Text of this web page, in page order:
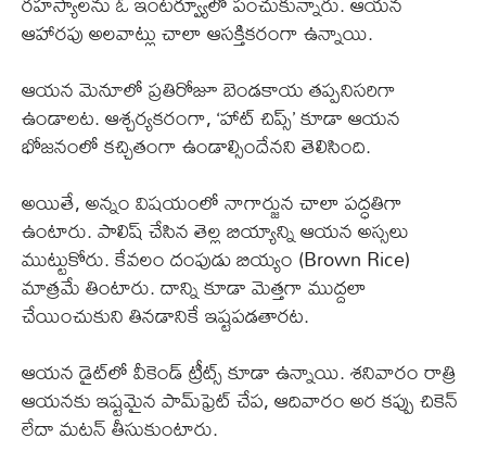
ఆహారపు అలవాట్లు చాలా ఆసక్తికరంగా ఉన్నాయి.
ఆయన మెనూలో ప్రతిరోజూ బెండకాయ తప్పనిసరిగా
ఉండాలట. ఆశ్చర్యకరంగా, ‘హాట్ చిప్స్’ కూడా ఆయన
భోజనంలో కచ్చితంగా ఉండాల్సిందేనని తెలిసింది.
అయితే, అన్నం విషయంలో నాగార్జున చాలా పద్ధతిగా
ఉంటారు. పాలిష్ చేసిన తెల్ల బియ్యాన్ని ఆయన అస్సలు
ముట్టుకోరు. కేవలం దంపుడు బియ్యం (Brown Rice)
మాత్రమే తింటారు. దాన్ని కూడా మెత్తగా ముద్దలా
చేయించుకుని తినడానికే ఇష్టపడతారట.
ఆయన డైట్‌లో వీకెండ్ ట్రీట్స్ కూడా ఉన్నాయి. శనివారం రాత్రి
ఆయనకు ఇష్టమైన పామ్‌ఫ్రెట్ చేప, ఆదివారం అర కప్పు చికెన్
లేదా మటన్ తీసుకుంటారు.